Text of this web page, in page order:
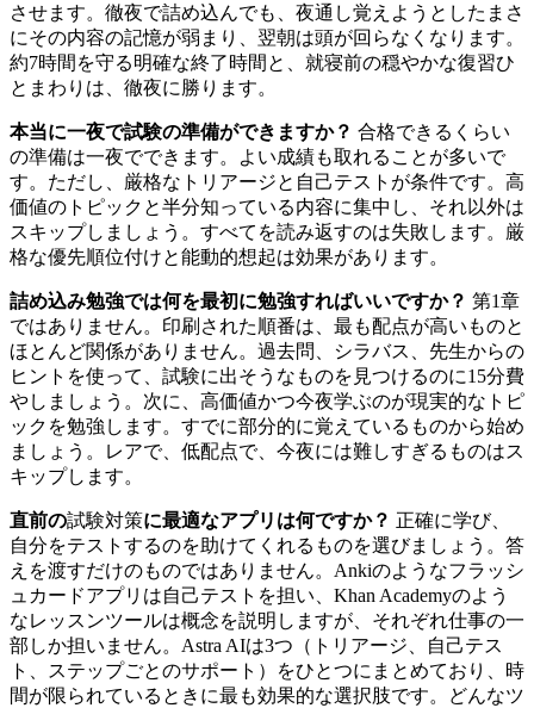
させます。徹夜で詰め込んでも、夜通し覚えようとしたまさ
にその内容の記憶が弱まり、翌朝は頭が回らなくなります。
約7時間を守る明確な終了時間と、就寝前の穏やかな復習ひ
とまわりは、徹夜に勝ります。
本当に一夜で試験の準備ができますか？ 合格できるくらい
の準備は一夜でできます。よい成績も取れることが多いで
す。ただし、厳格なトリアージと自己テストが条件です。高
価値のトピックと半分知っている内容に集中し、それ以外は
スキップしましょう。すべてを読み返すのは失敗します。厳
格な優先順位付けと能動的想起は効果があります。
詰め込み勉強では何を最初に勉強すればいいですか？ 第1章
ではありません。印刷された順番は、最も配点が高いものと
ほとんど関係がありません。過去問、シラバス、先生からの
ヒントを使って、試験に出そうなものを見つけるのに15分費
やしましょう。次に、高価値かつ今夜学ぶのが現実的なトピ
ックを勉強します。すでに部分的に覚えているものから始め
ましょう。レアで、低配点で、今夜には難しすぎるものはス
キップします。
直前の試験対策に最適なアプリは何ですか？ 正確に学び、
自分をテストするのを助けてくれるものを選びましょう。答
えを渡すだけのものではありません。Ankiのようなフラッシ
ュカードアプリは自己テストを担い、Khan Academyのよう
なレッスンツールは概念を説明しますが、それぞれ仕事の一
部しか担いません。Astra AIは3つ（トリアージ、自己テス
ト、ステップごとのサポート）をひとつにまとめており、時
間が限られているときに最も効果的な選択肢です。どんなツ